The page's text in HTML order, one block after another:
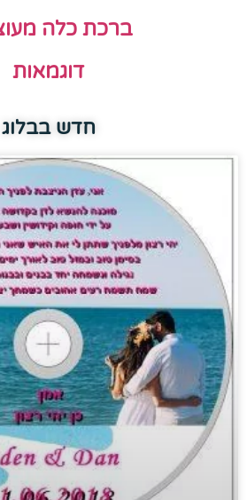
ברכת כלה
דוגמאות
חדש בבלוג